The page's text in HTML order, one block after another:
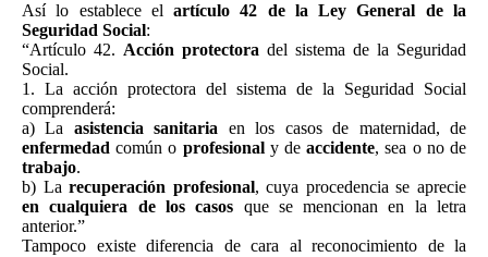
Así lo establece elartículo 42 de la Ley General de la
Seguridad Social:
“Artículo 42. Acción protectora del sistema de la Seguridad
Social.
1. La acción protectora del sistema de la Seguridad Social
comprenderá:
a) La asistencia sanitaria en los casos de maternidad, de
enfermedad común o profesional y deaccidente, sea o no de
trabajo.
b) Larecuperación profesional, cuya procedencia se aprecie
en cualquiera de los casos que se mencionan en la letra
anterior.”
Tampoco existe diferencia de cara al reconocimiento de la